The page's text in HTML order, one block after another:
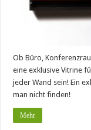
Ob Büro,
eine exklusive Vitrine
jeder Wand sein! Ein
man nicht finden!
Mehr